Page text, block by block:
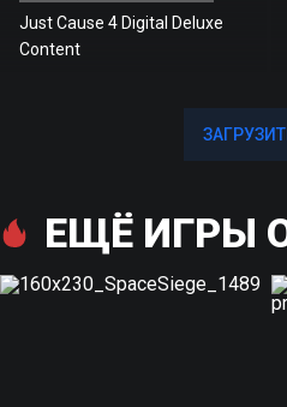
Just Cause 4 Digital Deluxe
Content
ЕЩЁ ИГРЫ